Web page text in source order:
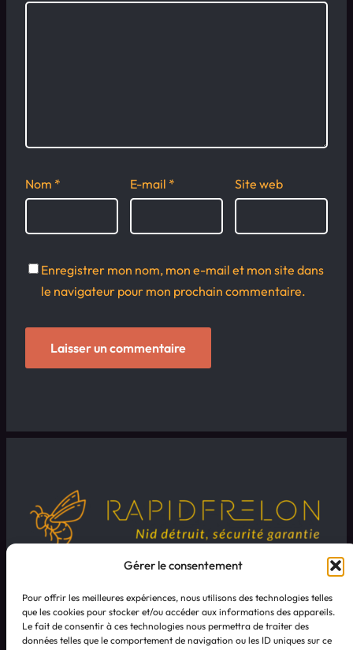
Gérer le consentement
Pour offrir les meilleures expériences, nous utilisons des technologies telles
que les cookies pour stocker et/ou accéder aux informations des appareils.
Le fait de consentir à ces technologies nous permettra de traiter des
données telles que le comportement de navigation ou les ID uniques sur ce
Nom * E-mail * Site web
Enregistrer mon nom, mon e-mail et mon site dans
le navigateur pour mon prochain commentaire.